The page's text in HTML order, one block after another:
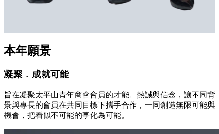
本年願景
凝聚．成就可能
旨在凝聚太平山青年商會會員的才能、熱誠與信念，讓不同背
景與專長的會員在共同目標下攜手合作，一同創造無限可能與
機會，把看似不可能的事化為可能。